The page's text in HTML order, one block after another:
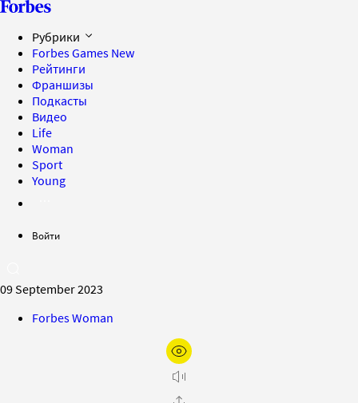
Рубрики
Forbes Games New
Рейтинги
Франшизы
Подкасты
Видео
Life
Woman
Sport
Young
Войти
09 September 2023
Forbes Woman